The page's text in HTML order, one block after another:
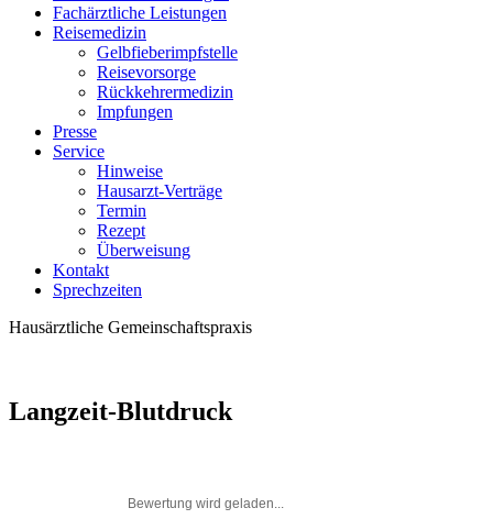
Fachärztliche Leistungen
Reisemedizin
Gelbfieberimpfstelle
Reisevorsorge
Rückkehrermedizin
Impfungen
Presse
Service
Hinweise
Hausarzt-Verträge
Termin
Rezept
Überweisung
Kontakt
Sprechzeiten
Hausärztliche Gemeinschaftspraxis
Langzeit-Blutdruck
Bewertung wird geladen...